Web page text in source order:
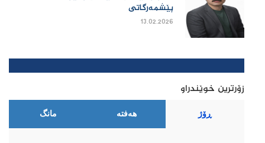
پێشمەرگاتی
13.02.2026
زۆرترین خوێندراو
ڕۆژ هەفتە مانگ